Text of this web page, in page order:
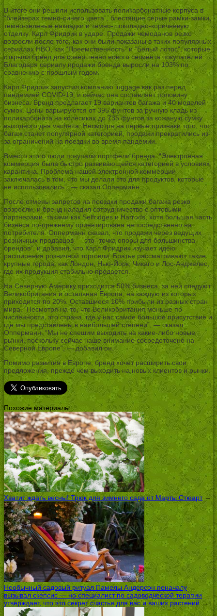
В итоге они решили использовать поликарбонатные корпуса в
“блейзерах темно-синего цвета”, блестящие серые рамки-замки,
темно-зеленые накладки и темно-шоколадно-коричневую
отделку. Карл Фридрик в ударе. Продажи чемоданов резко
возросли после того, как они были показаны в таких популярных
сериалах HBO, как “Преемственность” и “Белый лотос”, которые
открыли бренд для совершенно нового сегмента покупателей.
Благодаря сериалу продажи бренда выросли на 103% по
сравнению с прошлым годом.
Карл Фридрик запустил компанию luggage как раз перед
пандемией COVID-19, и сейчас она составляет половину
бизнеса. Бренд предлагает 19 вариантов багажа и 40 моделей
сумок. Цены варьируются от 395 фунтов за ручную кладь из
поликарбоната на колесиках до 735 фунтов за кожаную сумку
выходного дня vachetta. Несмотря на первые признаки того, что
багаж станет популярной категорией, продажи прекратились из-
за ограничений на поездки во время пандемии.
Вместо этого люди покупали портфели бренда. “Электронная
коммерция была быстро развивающейся категорией в условиях
карантина. Проблема нашей электронной коммерции
заключалась в том, что мы делали это для продуктов, которые
не использовались”, — сказал Опперманн.
После отмены запретов на поездки продажи багажа резко
возросли, и бренд наладил сотрудничество с оптовыми
партнерами, такими как Selfridges и Harrods, хотя большая часть
бизнеса по-прежнему ориентирована непосредственно на
потребителя. Опперманн сказал, что продажи через ведущих
розничных продавцов — это “точка опоры для большинства
брендов”, и добавил, что Карл Фридрик изучает идею
расширения розничной торговли. Братья рассматривают такие
крупные города, как Лондон, Нью-Йорк, Чикаго и Лос-Анджелес,
где их продукция стабильно продается.
На Северную Америку приходится 50% бизнеса, за ней следуют
Великобритания и остальная Европа, на каждую из которых
приходится по 20%. Оставшиеся 10% прибыли из разных стран
мира. “Несмотря на то, что Великобритания меньше по
численности, это страна, где у нас самое большое присутствие и
где мы представлены в наибольшей степени”, — сказал
Опперманн. “Мы не спешим выходить на какие-либо новые
рынки, поскольку сейчас наше внимание сосредоточено на
Северной Европе”, — добавил он.
Помимо развития в Европе, бренд хочет расширить свои
предложения, прежде чем выходить на новых клиентов и рынки.
Похожие материалы
Хватит ждать весны! Трюк для зимнего сада от Марты Стюарт→
Необычный садовый ритуал Памелы Андерсон поначалу
вызывал скепсис — но специалист по садоводческой терапии
утверждает, что это секрет счастья для вас и ваших растений→